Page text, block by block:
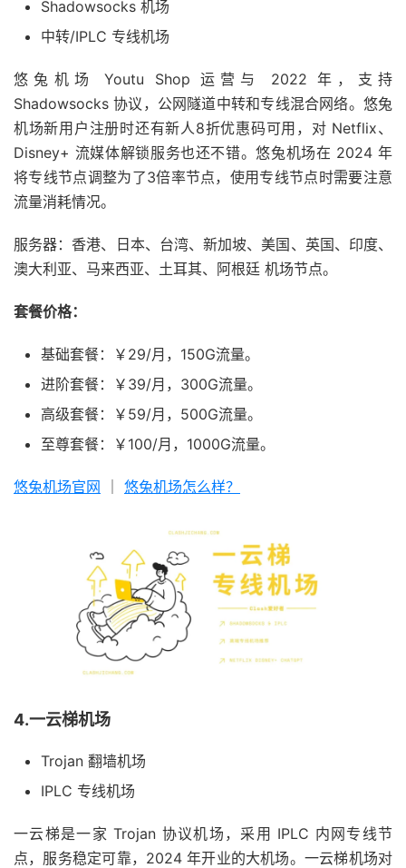
Shadowsocks 机场
中转/IPLC 专线机场
悠兔机场 Youtu Shop 运营与 2022 年，支持
Shadowsocks 协议，公网隧道中转和专线混合网络。悠兔
机场新用户注册时还有新人8折优惠码可用，对 Netflix、
Disney+ 流媒体解锁服务也还不错。悠兔机场在 2024 年
将专线节点调整为了3倍率节点，使用专线节点时需要注意
流量消耗情况。
服务器：香港、日本、台湾、新加坡、美国、英国、印度、
澳大利亚、马来西亚、土耳其、阿根廷 机场节点。
套餐价格：
基础套餐：￥29/月，150G流量。
进阶套餐：￥39/月，300G流量。
高级套餐：￥59/月，500G流量。
至尊套餐：￥100/月，1000G流量。
悠兔机场官网 悠兔机场怎么样？
4.一云梯机场
Trojan 翻墙机场
IPLC 专线机场
一云梯是一家 Trojan 协议机场，采用 IPLC 内网专线节
点，服务稳定可靠，2024 年开业的大机场。一云梯机场对